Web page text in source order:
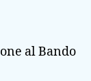
al Bando